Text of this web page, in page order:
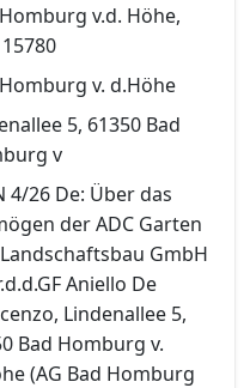
kostenloser
verfügbar
v.d. Höhe,
v. d.Höhe
5, 61350 Bad
v
4/26 De: Über das
der ADC Garten
GmbH
Aniello De
Lindenallee 5,
Bad Homburg v.
(AG Bad Homburg